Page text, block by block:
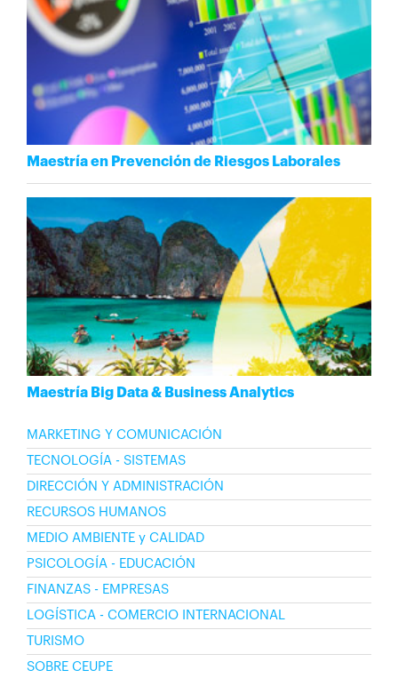
Maestría en Prevención de Riesgos Laborales
Maestría Big Data & Business Analytics
MARKETING Y COMUNICACIÓN
TECNOLOGÍA - SISTEMAS
DIRECCIÓN Y ADMINISTRACIÓN
RECURSOS HUMANOS
MEDIO AMBIENTE y CALIDAD
PSICOLOGÍA - EDUCACIÓN
FINANZAS - EMPRESAS
LOGÍSTICA - COMERCIO INTERNACIONAL
TURISMO
SOBRE CEUPE